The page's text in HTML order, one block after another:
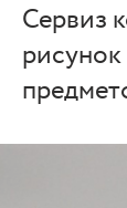
Сервиз
рисунок